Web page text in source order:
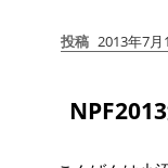
投稿 2013年7月